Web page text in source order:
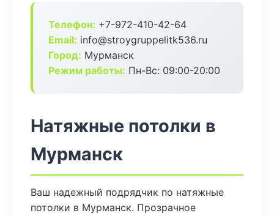
Телефон: +7-972-410-42-64
Email: info@stroygruppelitk536.ru
Город: Мурманск
Режим работы: Пн-Вс: 09:00-20:00
Натяжные потолки в
Мурманск
Ваш надежный подрядчик по натяжные
потолки в Мурманск. Прозрачное